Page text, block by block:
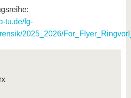
tu.de/fg-
2025_2026/